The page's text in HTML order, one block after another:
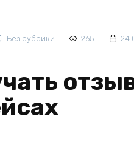
Без рубрики 265